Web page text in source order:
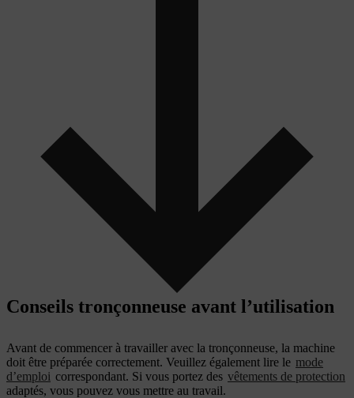
Conseils tronçonneuse avant l’utilisation
Avant de commencer à travailler avec la tronçonneuse, la machine
doit être préparée correctement. Veuillez également lire le mode
d’emploi correspondant. Si vous portez des vêtements de protection
adaptés, vous pouvez vous mettre au travail.